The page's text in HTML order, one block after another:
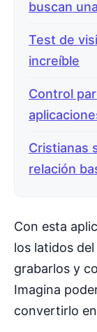
buscan
Test de
increíble
Control
Cristianas
relación
Con esta
los latidos
grabarlos y
Imagina
convertirlo